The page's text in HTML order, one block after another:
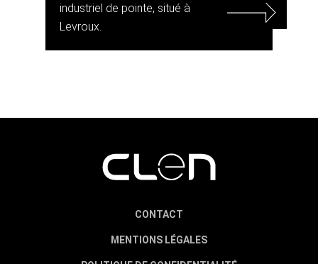
industriel de pointe, situé à
Levroux.
CONTACT
MENTIONS LÉGALES